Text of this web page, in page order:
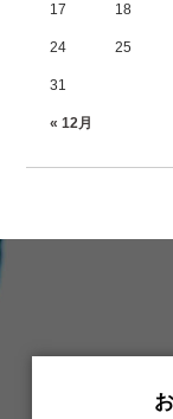
« 12月
17 18
24 25
31